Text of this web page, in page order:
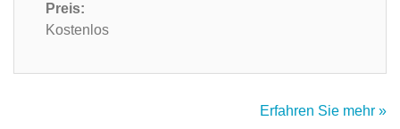
Preis:
Kostenlos
Erfahren Sie mehr »